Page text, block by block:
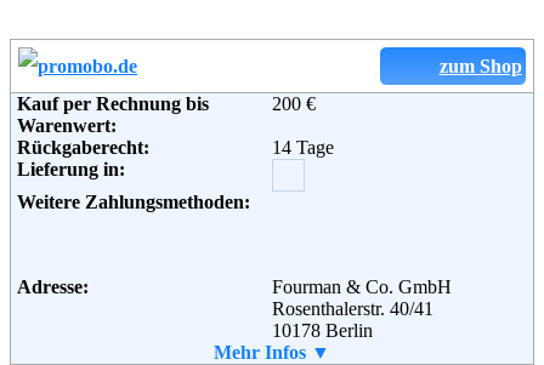
Informationen:
zum Shop
Kauf per Rechnung bis
Warenwert:
200 €
Rückgaberecht:
14 Tage
Lieferung in:
Weitere Zahlungsmethoden:
Adresse:
Fourman & Co. GmbH
Rosenthalerstr. 40/41
10178 Berlin
+49 (0)30 30347671
Mehr Infos ▼